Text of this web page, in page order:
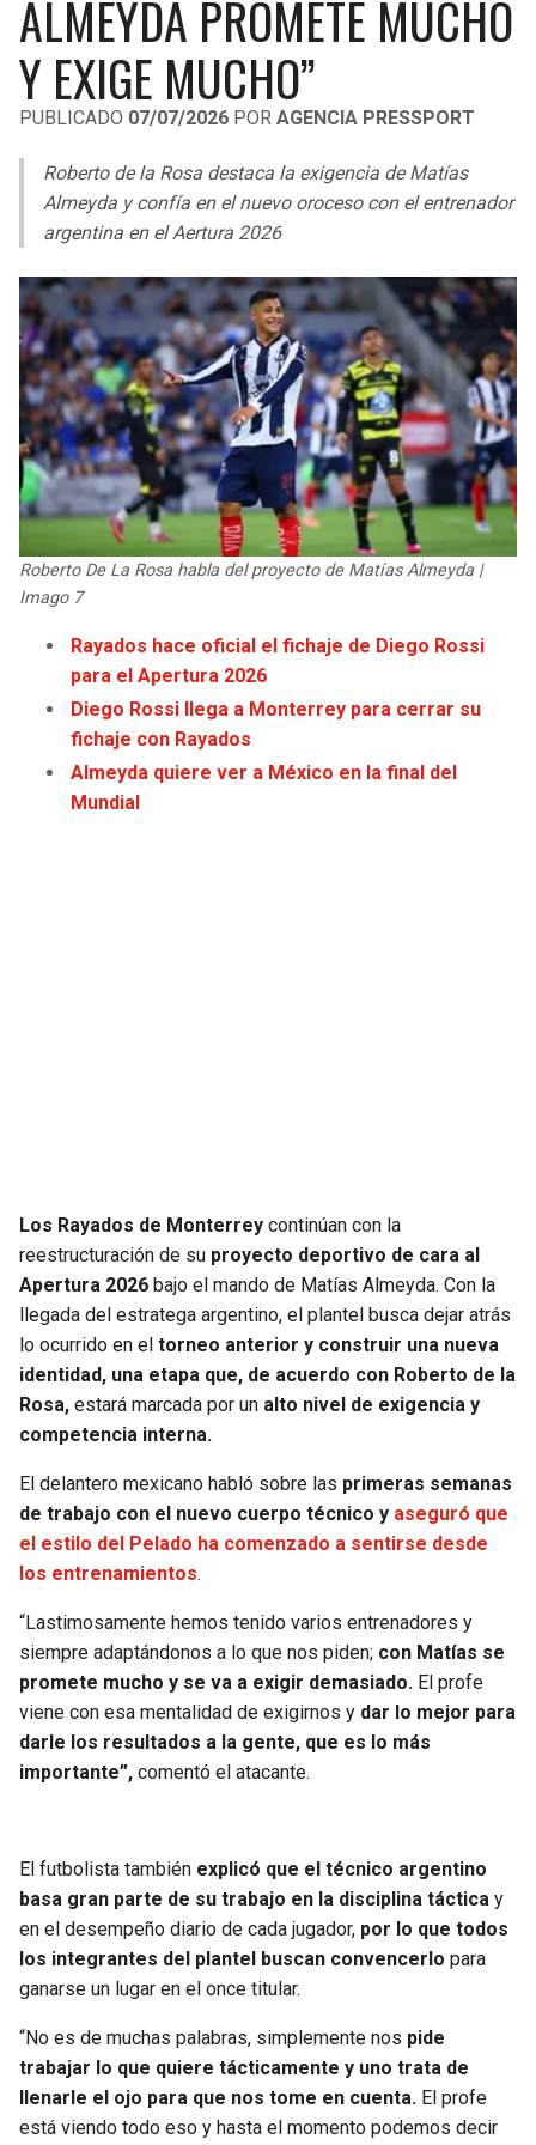
LIGA DE EXPANSIÓN MX
LEAGUES CUP
UEFA EUROPA LEAGUE
UEFA CONFERENCE LEAGUE
MLS
COPA LIBERTADORES
COPA SUDAMERICANA
LIGA BETPLAY
OTRAS LIGAS
RAIDERS
CHARGERS
RAVENS
BENGALS
BROWNS
STEELERS
TEXANS
COLTS
JAGUARS
COWBOYS
GIANTS
EAGLES
PACKERS
VIKINGS
FALCONS
PANTHERS
SAINTS
BUCCANEERS
CAVALIERS
PISTONS
PACERS
BUCKS
HAWKS
HORNETS
HEAT
MAGIC
WIZARDS
CLIPPERS
LAKERS
SUNS
TIMBERWOLVES
THUNDER
TRAIL BLAZERS
JAZZ
ALMEYDA PROMETE MUCHO
Y EXIGE MUCHO”
PUBLICADO 07/07/2026 POR AGENCIA PRESSPORT
Roberto de la Rosa destaca la exigencia de Matías
Almeyda y confía en el nuevo oroceso con el entrenador
argentina en el Aertura 2026
Roberto De La Rosa habla del proyecto de Matías Almeyda |
Imago 7
Rayados hace oficial el fichaje de Diego Rossi
para el Apertura 2026
Diego Rossi llega a Monterrey para cerrar su
fichaje con Rayados
Almeyda quiere ver a México en la final del
Mundial
Los Rayados de Monterrey continúan con la
reestructuración de su proyecto deportivo de cara al
Apertura 2026 bajo el mando de Matías Almeyda. Con la
llegada del estratega argentino, el plantel busca dejar atrás
lo ocurrido en el torneo anterior y construir una nueva
identidad, una etapa que, de acuerdo con Roberto de la
Rosa, estará marcada por un alto nivel de exigencia y
competencia interna.
El delantero mexicano habló sobre las primeras semanas
de trabajo con el nuevo cuerpo técnico y aseguró que
el estilo del Pelado ha comenzado a sentirse desde
los entrenamientos.
“Lastimosamente hemos tenido varios entrenadores y
siempre adaptándonos a lo que nos piden; con Matías se
promete mucho y se va a exigir demasiado. El profe
viene con esa mentalidad de exigirnos y dar lo mejor para
darle los resultados a la gente, que es lo más
importante”, comentó el atacante.
El futbolista también explicó que el técnico argentino
basa gran parte de su trabajo en la disciplina táctica y
en el desempeño diario de cada jugador, por lo que todos
los integrantes del plantel buscan convencerlo para
ganarse un lugar en el once titular.
“No es de muchas palabras, simplemente nos pide
trabajar lo que quiere tácticamente y uno trata de
llenarle el ojo para que nos tome en cuenta. El profe
está viendo todo eso y hasta el momento podemos decir